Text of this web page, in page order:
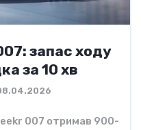
запас ходу
за 10 хв
007 отримав 900-